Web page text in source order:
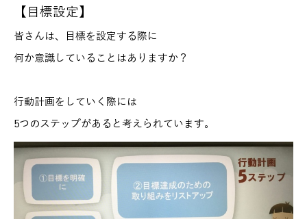
【目標設定】
皆さんは、目標を設定する際に
何か意識していることはありますか？
行動計画をしていく際には
5つのステップがあると考えられています。